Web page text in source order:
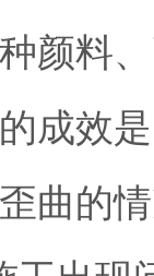
颜料
成效
曲的